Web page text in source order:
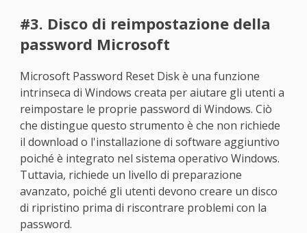
#3. Disco di reimpostazione della
password Microsoft
Microsoft Password Reset Disk è una funzione
intrinseca di Windows creata per aiutare gli utenti a
reimpostare le proprie password di Windows. Ciò
che distingue questo strumento è che non richiede
il download o l'installazione di software aggiuntivo
poiché è integrato nel sistema operativo Windows.
Tuttavia, richiede un livello di preparazione
avanzato, poiché gli utenti devono creare un disco
di ripristino prima di riscontrare problemi con la
password.